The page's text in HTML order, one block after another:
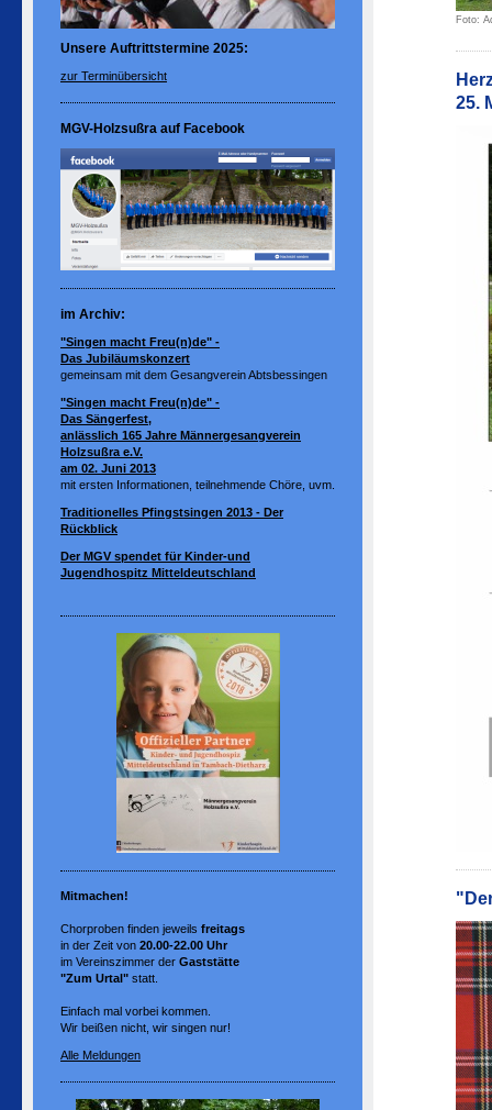
Unsere Auftrittstermine 2025:
zur Terminübersicht
MGV-Holzsußra auf Facebook
im Archiv:
"Singen macht Freu(n)de" -
Das Jubiläumskonzert
gemeinsam mit dem Gesangverein Abtsbessingen
"Singen macht Freu(n)de" -
Das Sängerfest,
anlässlich 165 Jahre Männergesangverein
Holzsußra e.V.
am 02. Juni 2013
mit ersten Informationen, teilnehmende Chöre, uvm.
Traditionelles Pfingstsingen 2013 - Der
Rückblick
Der MGV spendet für Kinder-und
Jugendhospitz Mitteldeutschland
Mitmachen!
Chorproben finden jeweils freitags
in der Zeit von 20.00-22.00 Uhr
im Vereinszimmer der Gaststätte
"Zum Urtal" statt.
Einfach mal vorbei kommen.
Wir beißen nicht, wir singen nur!
Alle Meldungen
Foto:
25.